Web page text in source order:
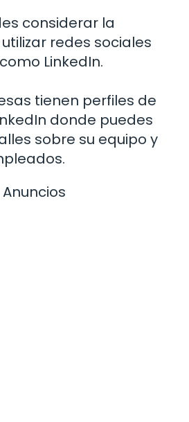
considerar la
redes sociales
LinkedIn.
tienen perfiles de
donde puedes
sobre su equipo y
Anuncios